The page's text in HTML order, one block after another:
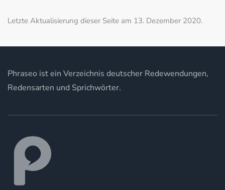
Letzte Aktualisierung dieser Seite am 13. Dezember 2020.
Phraseo ist ein Verzeichnis deutscher Redewendungen,
Redensarten und Sprichwörter.